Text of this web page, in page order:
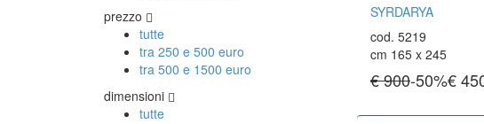
prezzo
tutte
tra 250 e 500 euro
tra 500 e 1500 euro
dimensioni
tutte
SYRDARYA
cod. 5219
cm 165 x 245
€ 900-50%€